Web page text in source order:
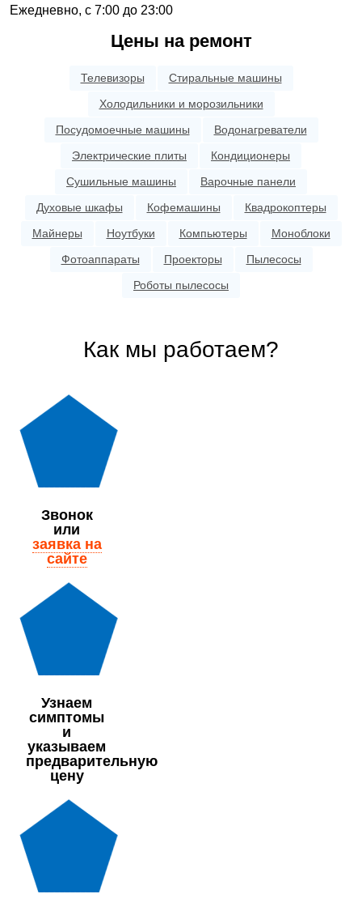
Ежедневно, с 7:00 до 23:00
Цены на ремонт
Телевизоры
Стиральные машины
Холодильники и морозильники
Посудомоечные машины
Водонагреватели
Электрические плиты
Кондиционеры
Сушильные машины
Варочные панели
Духовые шкафы
Кофемашины
Квадрокоптеры
Майнеры
Ноутбуки Компьютеры
Моноблоки
Фотоаппараты
Проекторы
Пылесосы
Роботы пылесосы
Как мы работаем?
Звонок
или
заявка на
сайте
Узнаем
симптомы
и
указываем
предварительную
цену